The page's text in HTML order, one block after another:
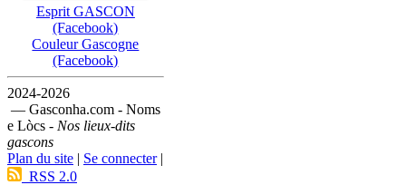
Esprit GASCON
(Facebook)
Couleur Gascogne
(Facebook)
2024-2026
— Gasconha.com - Noms
e Lòcs - Nos lieux-dits
gascons
Plan du site | Se connecter|
RSS 2.0